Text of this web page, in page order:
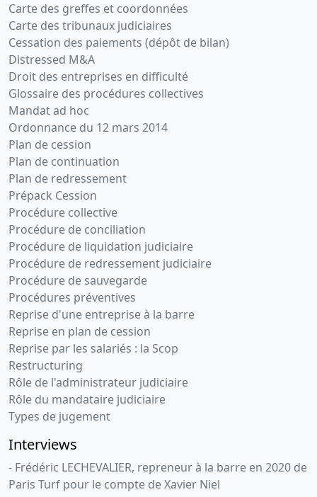
Carte des greffes et coordonnées
Carte des tribunaux judiciaires
Cessation des paiements (dépôt de bilan)
Distressed M&A
Droit des entreprises en difficulté
Glossaire des procédures collectives
Mandat ad hoc
Ordonnance du 12 mars 2014
Plan de cession
Plan de continuation
Plan de redressement
Prépack Cession
Procédure collective
Procédure de conciliation
Procédure de liquidation judiciaire
Procédure de redressement judiciaire
Procédure de sauvegarde
Procédures préventives
Reprise d'une entreprise à la barre
Reprise en plan de cession
Reprise par les salariés : la Scop
Restructuring
Rôle de l'administrateur judiciaire
Rôle du mandataire judiciaire
Types de jugement
Interviews
- Frédéric LECHEVALIER, repreneur à la barre en 2020 de
Paris Turf pour le compte de Xavier Niel